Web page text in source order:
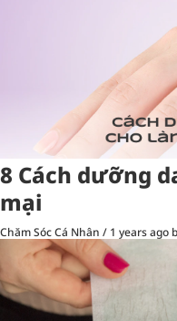
8 Cách dưỡng
mại
Chăm Sóc Cá Nhân / 1 years ago